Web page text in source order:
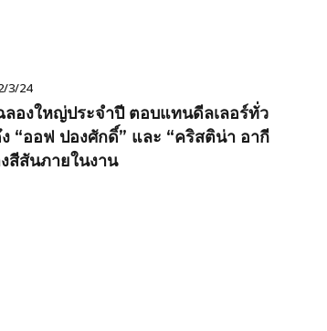
3/24
ลองใหญ่ประจำปี ตอบแทนดีลเลอร์ทั่ว
“ออฟ ปองศักดิ์” และ “คริสติน่า อากี
สีสันภายในงาน